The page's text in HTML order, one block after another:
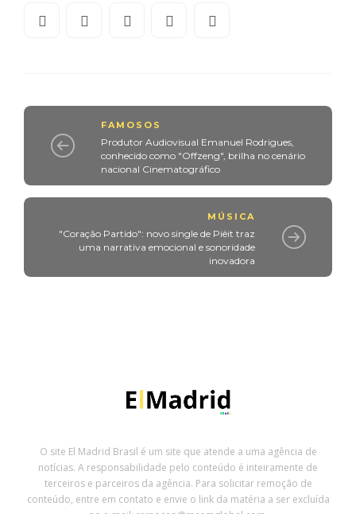
FAMOSOS
Produtor Audiovisual Emanuel Rodrigues,
conhecido como "Offzeng", brilha no cenário
nacional Cinematográfico
MÚSICA
"Coração Partido": novo single de Piêit traz
uma narrativa emocional e sonoridade
inovadora
O site El Madrid Brasil é um site que atende a uma agência de
notícias. A responsabilidade pelo conteúdo é inteiramente de
terceiros e parceiros da agência. Para solicitar remoção de
conteúdo, entre em contato e envie o link da matéria a ser excluída